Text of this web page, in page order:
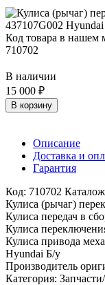
Код товара в нашем
710702
В наличии
15 000 ₽
В корзину
Описание
Доставка и
Гарантия
Код: 710702
Кулиса (рычаг)
Кулиса передач в
Кулиса
Кулиса привода
Hyundai Б/у
Производитель
Категория: